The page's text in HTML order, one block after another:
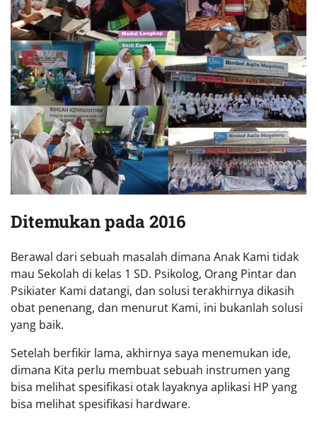
Ditemukan pada 2016
Berawal dari sebuah masalah dimana Anak Kami tidak
mau Sekolah di kelas 1 SD. Psikolog, Orang Pintar dan
Psikiater Kami datangi, dan solusi terakhirnya dikasih
obat penenang, dan menurut Kami, ini bukanlah solusi
yang baik.
Setelah berfikir lama, akhirnya saya menemukan ide,
dimana Kita perlu membuat sebuah instrumen yang
bisa melihat spesifikasi otak layaknya aplikasi HP yang
bisa melihat spesifikasi hardware.